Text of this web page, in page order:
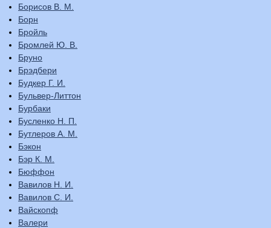
Борисов В. М.
Борн
Бройль
Бромлей Ю. В.
Бруно
Брэдбери
Будкер Г. И.
Бульвер-Литтон
Бурбаки
Бусленко Н. П.
Бутлеров А. М.
Бэкон
Бэр К. М.
Бюффон
Вавилов Н. И.
Вавилов С. И.
Вайскопф
Валери